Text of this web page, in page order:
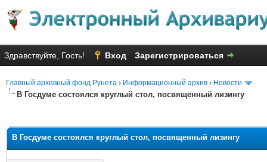
Здравствуйте, Гость! Вход Зарегистрироваться
Главный архивный фонд Рунета › Информационный архив › Новости
В Госдуме состоялся круглый стол, посвященный лизингу
В Госдуме состоялся круглый стол, посвященный лизингу